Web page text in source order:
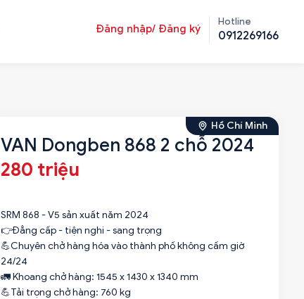
Đăng nhập/ Đăng ký
Hotline
0912269166
Hồ Chí Minh
VAN Dongben 868 2 chỗ 2024
280 triệu
SRM 868 - V5 sản xuất năm 2024
👉Đẳng cấp - tiện nghi - sang trọng
💪Chuyên chở hàng hóa vào thành phố không cấm giờ
24/24
🚛 Khoang chở hàng: 1545 x 1430 x 1340 mm
💪Tải trọng chở hàng: 760 kg